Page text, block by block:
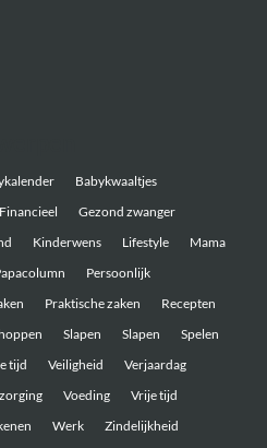
Babykwaaltjes
Financieel
Gezond zwanger
Kinderwens Lifestyle
Mama
Persoonlijk
Praktische zaken
Recepten
Slapen Slapen
Spelen
tijd Veiligheid
Verjaardag
Voeding
Vrije tijd
Werk
Zindelijkheid